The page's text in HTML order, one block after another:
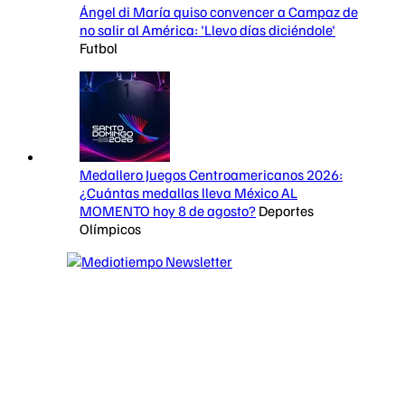
Ángel di María quiso convencer a Campaz de
no salir al América: 'Llevo días diciéndole'
Futbol
Medallero Juegos Centroamericanos 2026:
¿Cuántas medallas lleva México AL
MOMENTO hoy 8 de agosto? Deportes
Olímpicos